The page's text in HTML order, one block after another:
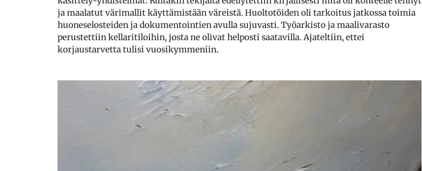
ja maalatut värimallit käyttämistään väreistä. Huoltotöiden oli tarkoitus jatkossa toimia
huoneselosteiden ja dokumentointien avulla sujuvasti. Työarkisto ja maalivarasto
perustettiin kellaritiloihin, josta ne olivat helposti saatavilla. Ajateltiin, ettei
korjaustarvetta tulisi vuosikymmeniin.